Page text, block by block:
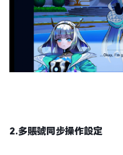
2.多賬號同步操作設定